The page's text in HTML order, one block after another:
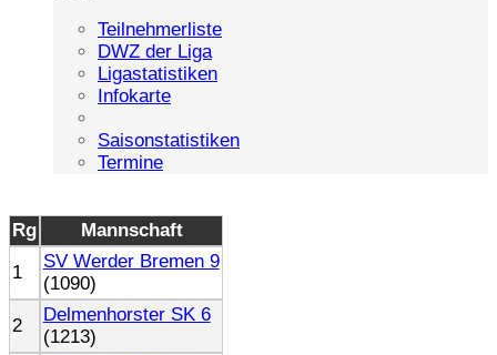
Teilnehmerliste
DWZ der Liga
Ligastatistiken
Infokarte
Saisonstatistiken
Termine
Rg
Mannschaft
1
SV Werder Bremen 9
(1090)
2
Delmenhorster SK 6
(1213)